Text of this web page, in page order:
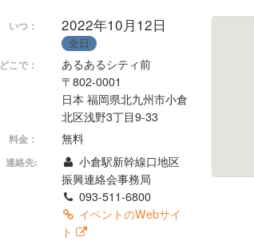
いつ： 2022年10月12日
全日
どこで：
あるあるシティ前
〒802-0001
日本 福岡県北九州市小倉
北区浅野3丁目9-33
料金： 無料
連絡先:
小倉駅新幹線口地区
振興連絡会事務局
093-511-6800
イベントのWebサイ
ト